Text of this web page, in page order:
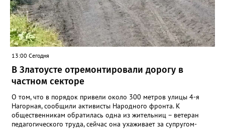
13:00 Сегодня
В Златоусте отремонтировали дорогу в
частном секторе
О том, что в порядок привели около 300 метров улицы 4-я
Нагорная, сообщили активисты Народного фронта. К
общественникам обратилась одна из жительниц – ветеран
педагогического труда, сейчас она ухаживает за супругом-